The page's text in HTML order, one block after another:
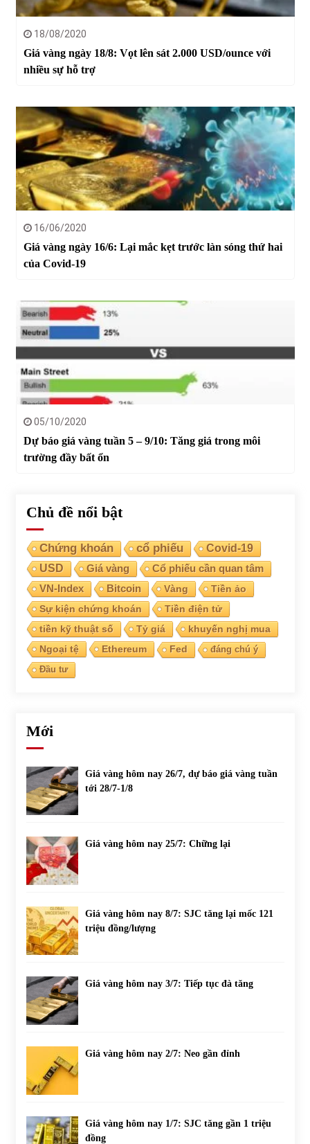
18/08/2020
Giá vàng ngày 18/8: Vọt lên sát 2.000 USD/ounce với
nhiều sự hỗ trợ
16/06/2020
Giá vàng ngày 16/6: Lại mắc kẹt trước làn sóng thứ hai
của Covid-19
05/10/2020
Dự báo giá vàng tuần 5 – 9/10: Tăng giá trong môi
trường đầy bất ổn
Chủ đề nổi bật
Chứng khoán cổ phiếu
Covid-19
USD
Giá vàng Cổ phiếu cần quan tâm
VN-Index Bitcoin Vàng
Tiền ảo
Sự kiện chứng khoán
Tiền điện tử
tiền kỹ thuật số
Tỷ giá
khuyến nghị mua
Ngoại tệ
Ethereum Fed
đáng chú ý
Đầu tư
Mới
Giá vàng hôm nay 26/7, dự báo giá vàng tuần
tới 28/7-1/8
Giá vàng hôm nay 25/7: Chững lại
Giá vàng hôm nay 8/7: SJC tăng lại mốc 121
triệu đồng/lượng
Giá vàng hôm nay 3/7: Tiếp tục đà tăng
Giá vàng hôm nay 2/7: Neo gần đỉnh
Giá vàng hôm nay 1/7: SJC tăng gần 1 triệu
đồng